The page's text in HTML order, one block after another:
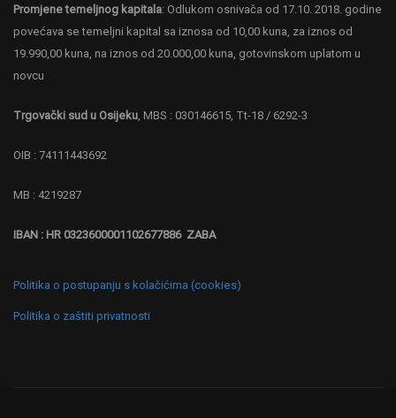
Promjene temeljnog kapitala: Odlukom osnivača od 17.10. 2018. godine
povećava se temeljni kapital sa iznosa od 10,00 kuna, za iznos od
19.990,00 kuna, na iznos od 20.000,00 kuna, gotovinskom uplatom u
novcu
Trgovački sud u Osijeku, MBS : 030146615, Tt-18 / 6292-3
OIB : 74111443692
MB : 4219287
IBAN : HR 0323600001102677886 ZABA
Politika o postupanju s kolačićima (cookies)
Politika o zaštiti privatnosti